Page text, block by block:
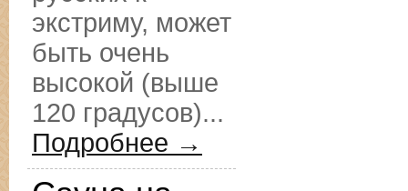
экстриму, может
быть очень
высокой (выше
120 градусов)...
Подробнее →